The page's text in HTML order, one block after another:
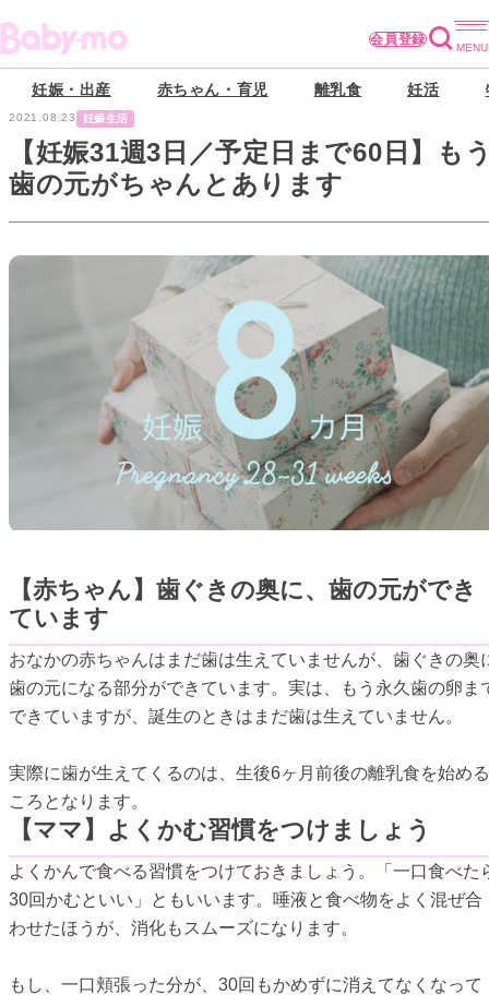
会員登録
妊娠・出産 赤ちゃん・育児 離乳食 妊活
2021.08.23 妊娠生活
【妊娠31週3日／予定日まで60日】も
歯の元がちゃんとあります
【赤ちゃん】歯ぐきの奥に、歯の元ができ
ています
おなかの赤ちゃんはまだ歯は生えていませんが、歯ぐきの奥
歯の元になる部分ができています。実は、もう永久歯の卵ま
できていますが、誕生のときはまだ歯は生えていません。
実際に歯が生えてくるのは、生後6ヶ月前後の離乳食を始める
ころとなります。
【ママ】よくかむ習慣をつけましょう
よくかんで食べる習慣をつけておきましょう。「一口食べた
30回かむといい」ともいいます。唾液と食べ物をよく混ぜ合
わせたほうが、消化もスムーズになります。
もし、一口頬張った分が、30回もかめずに消えてなくなって